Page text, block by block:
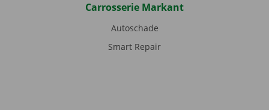
Carrosserie Markant
Autoschade
Smart Repair